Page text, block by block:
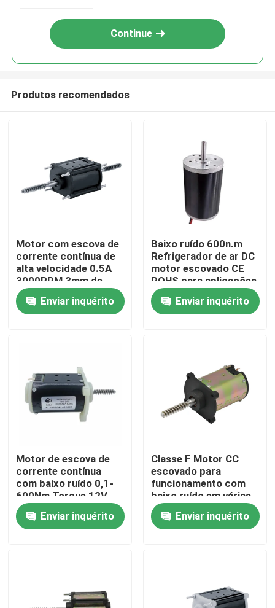
Casa
Produtos
Excursão da fábrica
Contacte-nos
Notícia
A C.C. escovou o motor
Continue
Produtos recomendados
Motor com escova de
corrente contínua de
alta velocidade 0.5A
3000RPM 3mm de
diâmetro do eixo para
o mercado B2B
Enviar inquérito
Baixo ruído 600n.m
Refrigerador de ar DC
motor escovado CE
ROHS para aplicações
industriais
Enviar inquérito
Motor de escova de
corrente contínua
com baixo ruído 0,1-
600Nm Torque 12V-
72V Voltagem
Certificado CE
Enviar inquérito
Classe F Motor CC
escovado para
funcionamento com
baixo ruído em várias
tensões Certificado
CE/RoHS/ISO9001
Enviar inquérito